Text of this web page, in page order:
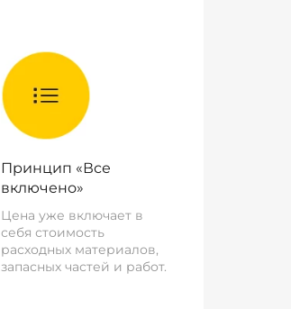
Принцип «Все
включено»
Цена уже включает в
себя стоимость
расходных материалов,
запасных частей и работ.